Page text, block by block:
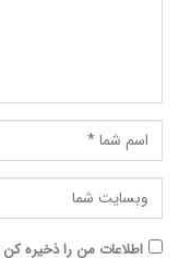
اطلاعات من را ذخیره کن